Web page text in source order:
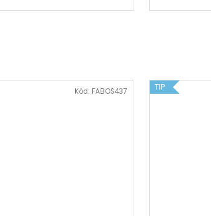
Kód: FABOS437 TIP